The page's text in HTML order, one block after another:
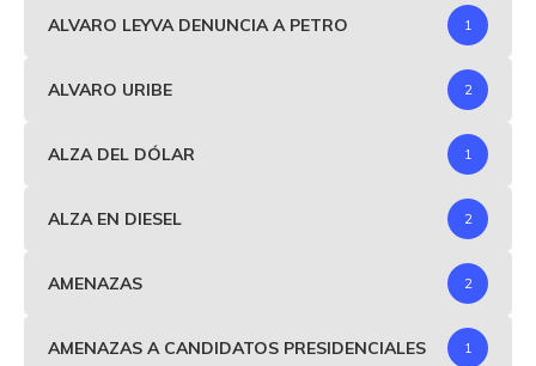
ALVARO LEYVA DENUNCIA A PETRO 1
ALVARO URIBE 2
ALZA DEL DÓLAR 1
ALZA EN DIESEL 2
AMENAZAS 2
AMENAZAS A CANDIDATOS PRESIDENCIALES 1